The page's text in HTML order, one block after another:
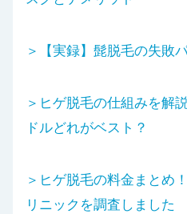
＞【実録】髭脱毛の失敗
＞ヒゲ脱毛の仕組みを解
ドルどれがベスト？
＞ヒゲ脱毛の料金まとめ
リニックを調査しました